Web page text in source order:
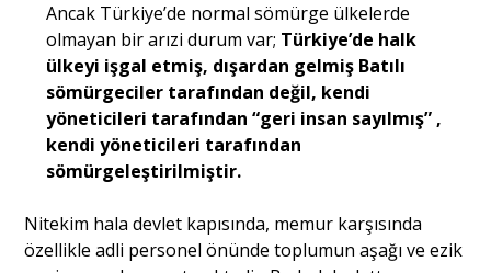
Ancak Türkiye’de normal sömürge ülkelerde
olmayan bir arızi durum var; Türkiye’de halk
ülkeyi işgal etmiş, dışardan gelmiş Batılı
sömürgeciler tarafından değil, kendi
yöneticileri tarafından “geri insan sayılmış” ,
kendi yöneticileri tarafından
sömürgeleştirilmiştir.
Nitekim hala devlet kapısında, memur karşısında
özellikle adli personel önünde toplumun aşağı ve ezik